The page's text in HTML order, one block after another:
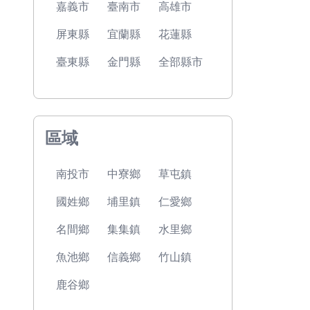
嘉義市 臺南市 高雄市
屏東縣 宜蘭縣 花蓮縣
臺東縣 金門縣 全部縣市
區域
南投市 中寮鄉 草屯鎮
國姓鄉 埔里鎮 仁愛鄉
名間鄉 集集鎮 水里鄉
魚池鄉 信義鄉 竹山鎮
鹿谷鄉